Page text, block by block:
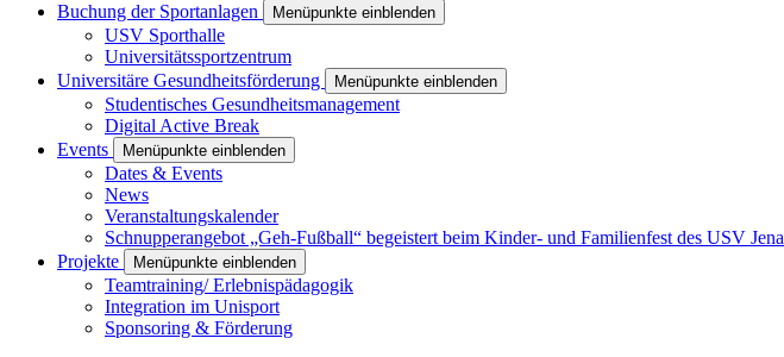
Buchung der Sportanlagen
Menüpunkte einblenden
USV Sporthalle
Universitätssportzentrum
Universitäre Gesundheitsförderung
Menüpunkte einblenden
Studentisches Gesundheitsmanagement
Digital Active Break
Events
Menüpunkte einblenden
Dates & Events
News
Veranstaltungskalender
Schnupperangebot „Geh-Fußball“ begeistert beim Kinder- und Familienfest des USV Jena
Projekte
Menüpunkte einblenden
Teamtraining/ Erlebnispädagogik
Integration im Unisport
Sponsoring & Förderung